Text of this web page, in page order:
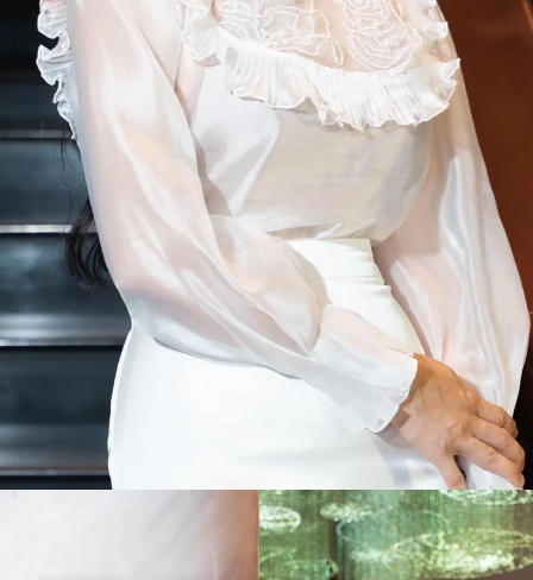
https://susach.edu.vn/van-trang